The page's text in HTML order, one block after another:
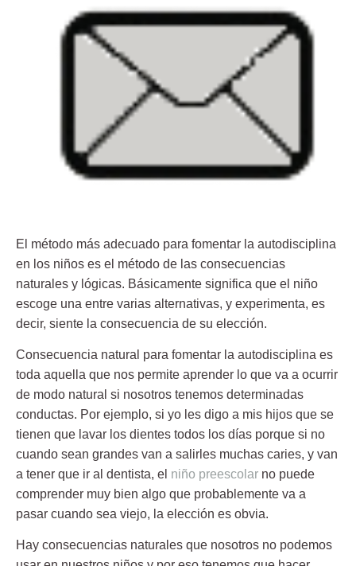
El método más adecuado para fomentar la autodisciplina
en los niños es el método de las consecuencias
naturales y lógicas. Básicamente significa que el niño
escoge una entre varias alternativas, y experimenta, es
decir, siente la consecuencia de su elección.
Consecuencia natural para fomentar la autodisciplina es
toda aquella que nos permite aprender lo que va a ocurrir
de modo natural si nosotros tenemos determinadas
conductas. Por ejemplo, si yo les digo a mis hijos que se
tienen que lavar los dientes todos los días porque si no
cuando sean grandes van a salirles muchas caries, y van
a tener que ir al dentista, el niño preescolar no puede
comprender muy bien algo que probablemente va a
pasar cuando sea viejo, la elección es obvia.
Hay consecuencias naturales que nosotros no podemos